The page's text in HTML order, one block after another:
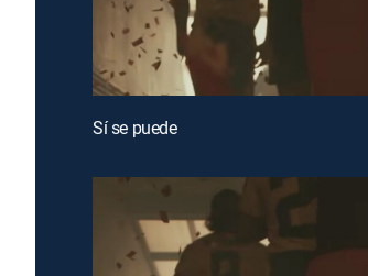
Sí se puede